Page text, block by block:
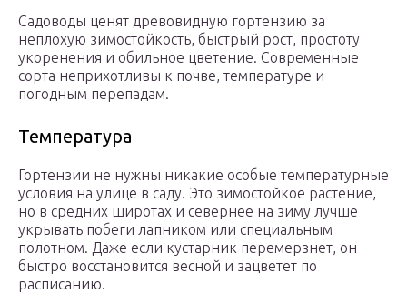
Садоводы ценят древовидную гортензию за
неплохую зимостойкость, быстрый рост, простоту
укоренения и обильное цветение. Современные
сорта неприхотливы к почве, температуре и
погодным перепадам.
Температура
Гортензии не нужны никакие особые температурные
условия на улице в саду. Это зимостойкое растение,
но в средних широтах и севернее на зиму лучше
укрывать побеги лапником или специальным
полотном. Даже если кустарник перемерзнет, он
быстро восстановится весной и зацветет по
расписанию.